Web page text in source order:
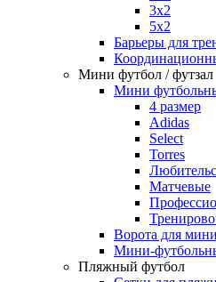
3х2
5х2
Барьеры для
Мини футбол / футзал
Мини
4 размер
Adidas
Select
Torres
Матчевые
Ворота для
Мини-
Пляжный футбол